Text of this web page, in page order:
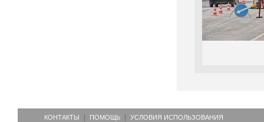
КОНТАКТЫ ПОМОЩЬ УСЛОВИЯ ИСПОЛЬЗОВАНИЯ